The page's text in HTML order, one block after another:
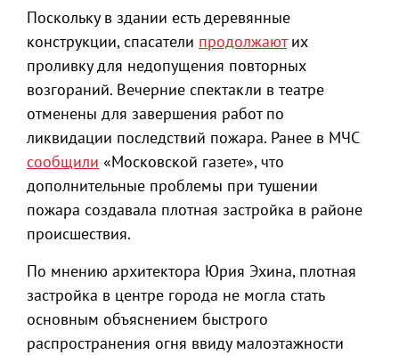
Поскольку в здании есть деревянные
конструкции, спасатели продолжаютих
проливку для недопущения повторных
возгораний. Вечерние спектакли в театре
отменены для завершения работ по
ликвидации последствий пожара. Ранее в МЧС
сообщили «Московской газете», что
дополнительные проблемы при тушении
пожара создавала плотная застройка в районе
происшествия.
По мнению архитектора Юрия Эхина, плотная
застройка в центре города не могла стать
основным объяснением быстрого
распространения огня ввиду малоэтажности